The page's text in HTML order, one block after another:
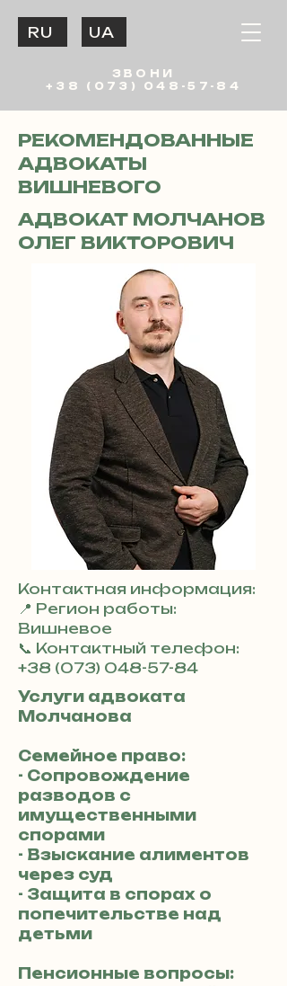
ЗВОНИ
+38 (073) 048-57-84
UA
RU
РЕКОМЕНДОВАННЫЕ
АДВОКАТЫ
ВИШНЕВОГО
АДВОКАТ МОЛЧАНОВ
ОЛЕГ ВИКТОРОВИЧ
Контактная информация:
📍 Регион работы:
Вишневое
📞 Контактный телефон:
+38 (073) 048-57-84
Услуги адвоката
Молчанова
Семейное право:
- Сопровождение
разводов с
имущественными
спорами
- Взыскание алиментов
через суд
- Защита в спорах о
попечительстве над
детьми
Пенсионные вопросы: